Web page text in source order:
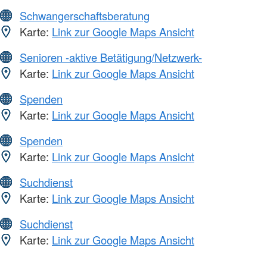
Schwangerschaftsberatung
Karte: Link zur Google Maps Ansicht
Senioren -aktive Betätigung/Netzwerk-
Karte: Link zur Google Maps Ansicht
Spenden
Karte: Link zur Google Maps Ansicht
Spenden
Karte: Link zur Google Maps Ansicht
Suchdienst
Karte: Link zur Google Maps Ansicht
Suchdienst
Karte: Link zur Google Maps Ansicht